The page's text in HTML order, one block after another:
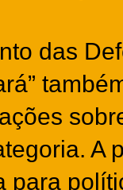
das
A
para